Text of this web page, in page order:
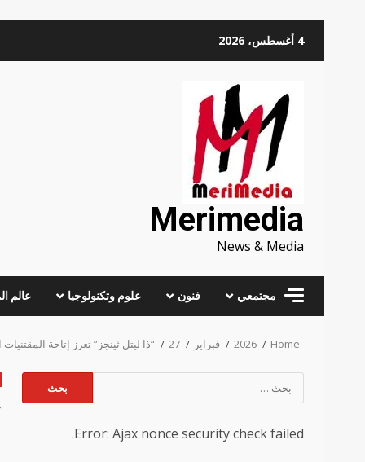
4 أغسطس، 2026
Merimedia
News & Media
مجتمعي فنون علوم وتكنولوجيا عالم
Home
2026 فبراير 27 “ذا ليتل ثينجز” تعزز إتاحة
عن:
Error: Ajax nonce security check failed.